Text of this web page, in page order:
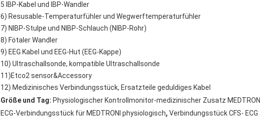
5 IBP-Kabel und IBP-Wandler
6) Resusable-Temperaturfühler und Wegwerftemperaturfühler
7) NIBP-Stulpe und NIBP-Schlauch (NIBP-Rohr)
8) Fötaler Wandler
9) EEG Kabel und EEG-Hut (EEG-Kappe)
10) Ultraschallsonde, kompatible Ultraschallsonde
11)Etco2 sensor&Accessory
12) Medizinisches Verbindungsstück, Ersatzteile geduldiges Kabel
Größe und Tag: Physiologischer Kontrollmonitor-medizinischer Zusatz MEDTRONI
ECG-Verbindungsstück für MEDTRONI physiologisch, Verbindungsstück CFS- ECG